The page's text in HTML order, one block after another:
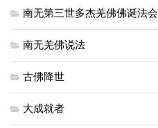
南无第三世多杰羌佛佛诞法会
南无羌佛说法
古佛降世
大成就者